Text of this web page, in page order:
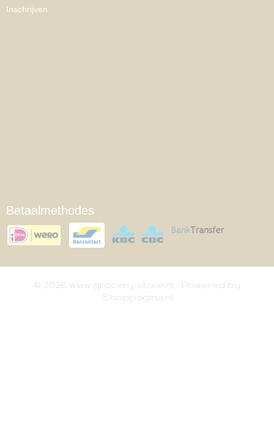
Inschrijven
Betaalmethodes
© 2026 www.grocery-store.nl - Powered by
Shoppagina.nl